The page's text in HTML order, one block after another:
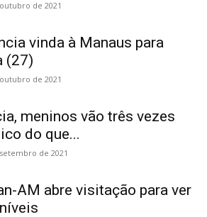
de 2021
vinda à Manaus para
(27)
de 2021
meninos vão três vezes
do que...
de 2021
AM abre visitação para ver